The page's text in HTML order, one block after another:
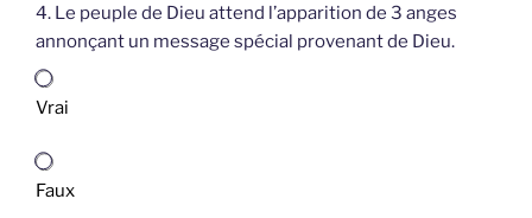
4. Le peuple de Dieu attend l’apparition de 3 anges
annonçant un message spécial provenant de Dieu.
Vrai
Faux